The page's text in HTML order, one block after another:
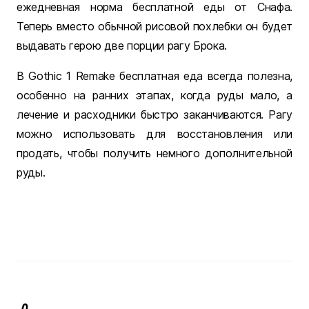
ежедневная норма бесплатной еды от Снафа.
Теперь вместо обычной рисовой похлебки он будет
выдавать герою две порции рагу Брока.
В Gothic 1 Remake бесплатная еда всегда полезна,
особенно на ранних этапах, когда руды мало, а
лечение и расходники быстро заканчиваются. Рагу
можно использовать для восстановления или
продать, чтобы получить немного дополнительной
руды.